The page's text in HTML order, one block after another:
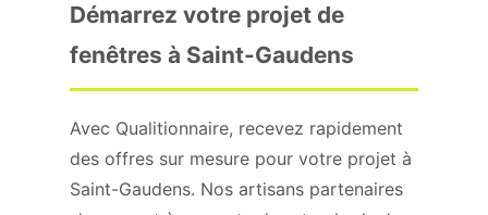
Démarrez votre projet de
fenêtres à Saint-Gaudens
Avec Qualitionnaire, recevez rapidement
des offres sur mesure pour votre projet à
Saint-Gaudens. Nos artisans partenaires